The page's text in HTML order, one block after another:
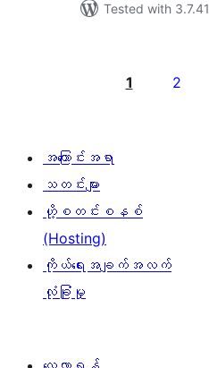
Tested with 3.7.41
ခွဲ
ခြင်း
1 2
အကြောင်းအရာ
သတင်းများ
ဟို့စတင်းစနစ်
(Hosting)
ကိုယ်ရေးအချက်အလက်
လုံခြုံမှု